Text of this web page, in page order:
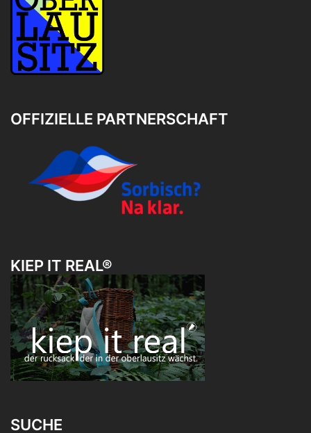
OFFIZIELLE PARTNERSCHAFT
KIEP IT REAL®
SUCHE